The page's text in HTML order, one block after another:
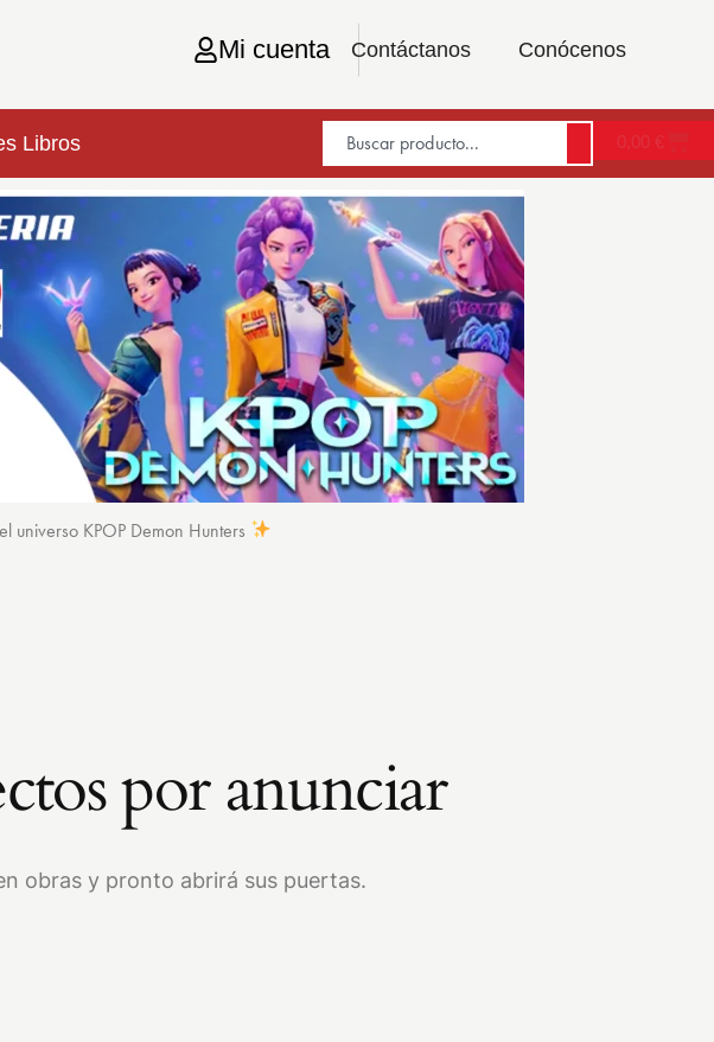
Contáctanos Conócenos
Mi cuenta
Libros 0,00 €
universo KPOP Demon Hunters
por anunciar
obras y pronto abrirá sus puertas.